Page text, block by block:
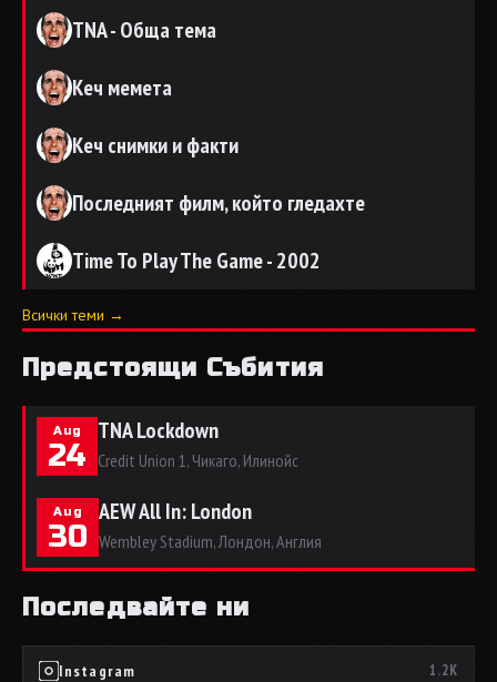
TNA - Обща тема
Кеч мемета
Кеч снимки и факти
Последният филм, който гледахте
Time To Play The Game - 2002
Всички теми →
Предстоящи Събития
Aug
24
TNA Lockdown
Credit Union 1, Чикаго, Илинойс
Aug
30
AEW All In: London
Wembley Stadium, Лондон, Англия
Последвайте ни
Instagram 1.2K